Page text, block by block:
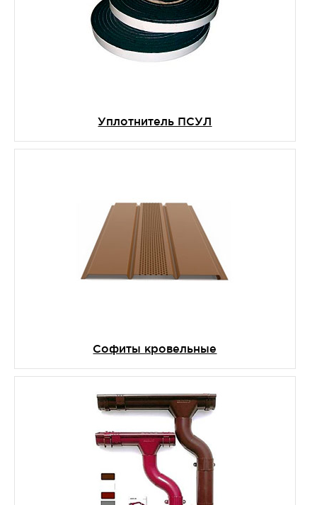
Уплотнитель ПСУЛ
Софиты кровельные